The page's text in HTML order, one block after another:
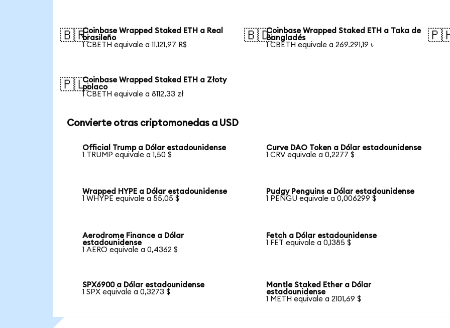
🇧🇷Coinbase Wrapped Staked ETH a Real
brasileño
1 CBETH equivale a 11.121,97 R$
🇧🇩Coinbase Wrapped Staked ETH a Taka de
Bangladés
1 CBETH equivale a 269.291,19 ৳
🇵🇱Coinbase Wrapped Staked ETH a Złoty
polaco
1 CBETH equivale a 8112,33 zł
Convierte otras criptomonedas a USD
Official Trump a Dólar estadounidense
1 TRUMP equivale a 1,50 $
Curve DAO Token a Dólar estadounidense
1 CRV equivale a 0,2277 $
Wrapped HYPE a Dólar estadounidense
1 WHYPE equivale a 55,05 $
Pudgy Penguins a Dólar estadounidense
1 PENGU equivale a 0,006299 $
Aerodrome Finance a Dólar
estadounidense
1 AERO equivale a 0,4362 $
Fetch a Dólar estadounidense
1 FET equivale a 0,1385 $
SPX6900 a Dólar estadounidense
1 SPX equivale a 0,3273 $
Mantle Staked Ether a Dólar
estadounidense
1 METH equivale a 2101,69 $